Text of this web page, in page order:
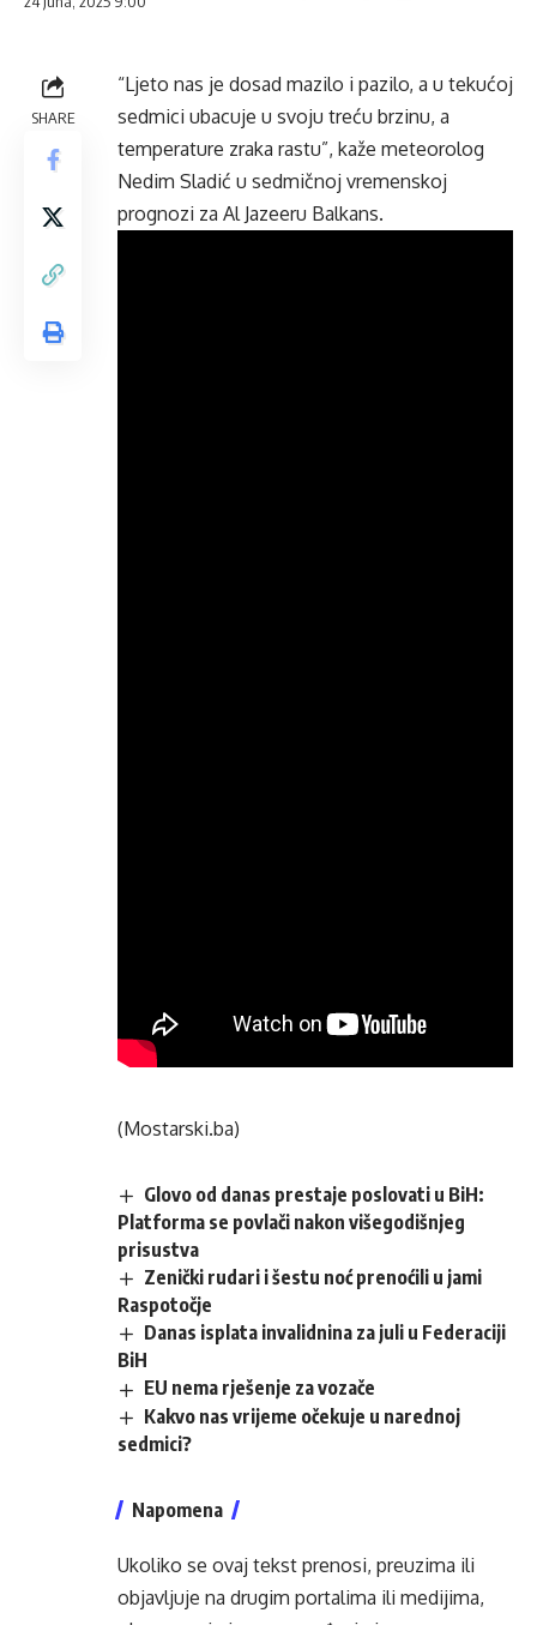
SHARE
“Ljeto nas je dosad mazilo i pazilo, a u tekućoj
sedmici ubacuje u svoju treću brzinu, a
temperature zraka rastu”, kaže meteorolog
Nedim Sladić u sedmičnoj vremenskoj
prognozi za Al Jazeeru Balkans.
(Mostarski.ba)
Glovo od danas prestaje poslovati u BiH:
Platforma se povlači nakon višegodišnjeg
prisustva
Zenički rudari i šestu noć prenoćili u jami
Raspotočje
Danas isplata invalidnina za juli u Federaciji
BiH
EU nema rješenje za vozače
Kakvo nas vrijeme očekuje u narednoj
sedmici?
Napomena
Ukoliko se ovaj tekst prenosi, preuzima ili
objavljuje na drugim portalima ili medijima,